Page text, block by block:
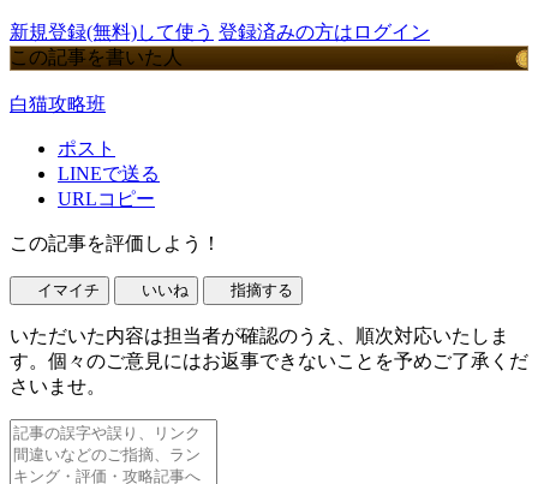
新規登録(無料)して使う 登録済みの方はログイン
この記事を書いた人
白猫攻略班
ポスト
LINEで送る
URLコピー
この記事を評価しよう！
イマイチ いいね 指摘する
いただいた内容は担当者が確認のうえ、順次対応いたしま
す。個々のご意見にはお返事できないことを予めご了承くだ
さいませ。